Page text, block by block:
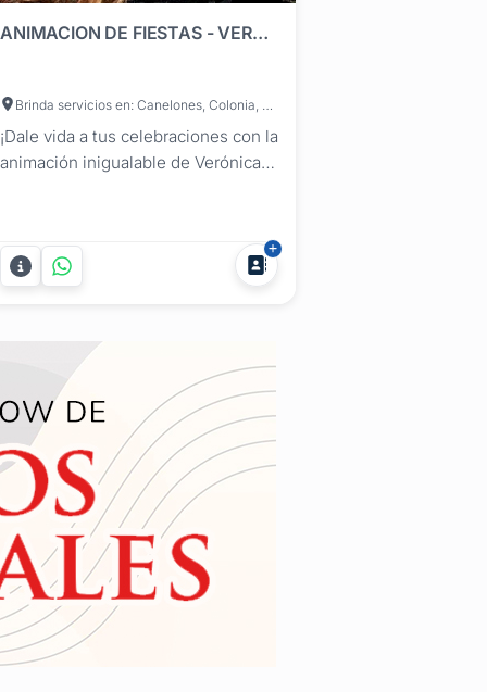
ANIMACION DE FIESTAS - VERONICA ARAUJO JAUME - PIZZA SING
Brinda servicios en: Canelones, Colonia, Durazno, Flores, Maldonado, Paysandú, Río Negro, Rivera, Rocha, Salto, San José, Soriano, Tacuarembó, Treinta y Tres, Lavalleja, Florida, Cerro Largo, Artigas, Montevideo
¡Dale vida a tus celebraciones con la
animación inigualable de Verónica
cualquier punto de Uruguay,
estaremos allí para garantizar que tu
Fiesta, Despedida de Año,
sea una experiencia inolvidable....